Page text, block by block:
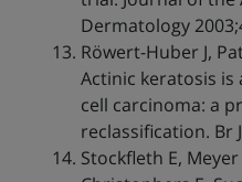
Dermatology
Röwert-Huber J,
Actinic keratosis
cell carcinoma: a
reclassification. Br
Stockfleth E,